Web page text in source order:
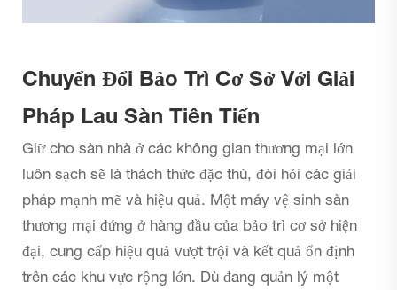
Chuyển Đổi Bảo Trì Cơ Sở Với Giải
Pháp Lau Sàn Tiên Tiến
Giữ cho sàn nhà ở các không gian thương mại lớn
luôn sạch sẽ là thách thức đặc thù, đòi hỏi các giải
pháp mạnh mẽ và hiệu quả. Một máy vệ sinh sàn
thương mại đứng ở hàng đầu của bảo trì cơ sở hiện
đại, cung cấp hiệu quả vượt trội và kết quả ổn định
trên các khu vực rộng lớn. Dù đang quản lý một